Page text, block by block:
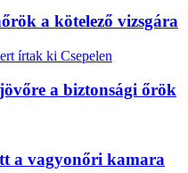
a kötelező vizsgára
a biztonsági őrök
a vagyonőri kamara